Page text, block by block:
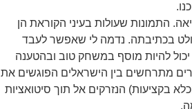
התמונות שעולות בעיני הקוראת הן
בכתיבתה. נדמה לי שאפשר לעבד
להיות מוסף במשחק טוב ובהטענה
מתרחשים בין הישראלים הפוגשים את
בקציעות) הנזרקים אל תוך סיטואציות